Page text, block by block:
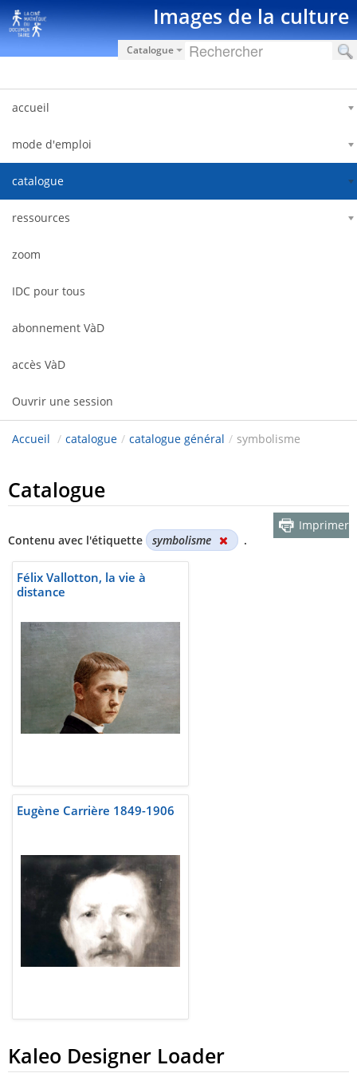
Saut au contenu Images de la culture
Catalogue
accueil
mode d'emploi
catalogue
ressources
zoom
IDC pour tous
abonnement VàD
accès VàD
Ouvrir une session
Accueil / catalogue / catalogue général / symbolisme
Catalogue
Contenu avec l'étiquette symbolisme .
Imprimer
Félix Vallotton, la vie à
distance
Eugène Carrière 1849-1906
Kaleo Designer Loader